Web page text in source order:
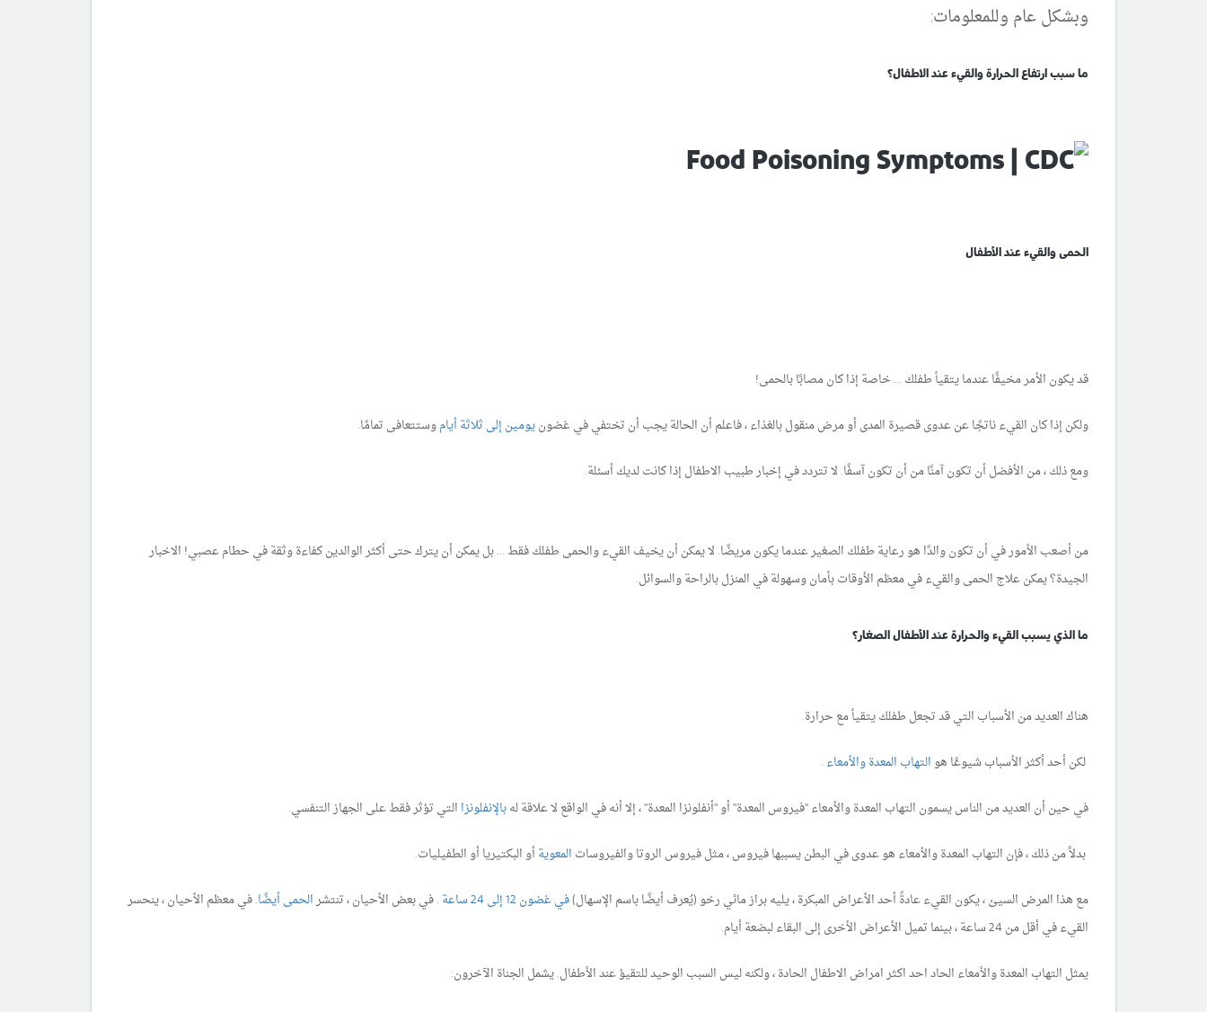
وبشكل عام وللمعلومات:
ما سبب ارتفاع الحرارة والقيء عند الاطفال؟
الحمى والقيء عند الأطفال
قد يكون الأمر مخيفًا عندما يتقيأ طفلك ... خاصة إذا كان مصابًا بالحمى!
ولكن إذا كان القيء ناتجًا عن عدوى قصيرة المدى أو مرض منقول بالغذاء ، فاعلم أن الحالة يجب أن تختفي في غضونيومين إلى ثلاثة أياموستتعافى تمامًا.
ومع ذلك ، من الأفضل أن تكون آمنًا من أن تكون آسفًا. لا تتردد في إخبار طبيب الاطفال إذا كانت لديك أسئلة.
من أصعب الأمور في أن تكون والدًا هو رعاية طفلك الصغير عندما يكون مريضًا. لا يمكن أن يخيف القيء والحمى طفلك فقط ... بل يمكن أن يترك حتى أكثر الوالدين كفاءة وثقة في حطام عصبي! الاخبار
الجيدة؟ يمكن علاج الحمى والقيء في معظم الأوقات بأمان وسهولة في المنزل بالراحة والسوائل.
ما الذي يسبب القيء والحرارة عند الأطفال الصغار؟
هناك العديد من الأسباب التي قد تجعل طفلك يتقيأ مع حرارة.
لكن أحد أكثر الأسباب شيوعًا هوالتهاب المعدة والأمعاء .
في حين أن العديد من الناس يسمون التهاب المعدة والأمعاء "فيروس المعدة" أو "أنفلونزا المعدة" ، إلا أنه في الواقع لا علاقة لهبالإنفلونزا التي تؤثر فقط على الجهاز التنفسي.
بدلاً من ذلك ، فإن التهاب المعدة والأمعاء هو عدوى في البطن يسببها فيروس ، مثل فيروس الروتا والفيروسات المعوية أو البكتيريا أو الطفيليات.
مع هذا المرض السيئ ، يكون القيء عادةً أحد الأعراض المبكرة ، يليه براز مائي رخو (يُعرف أيضًا باسم الإسهال)في غضون 12 إلى 24 ساعة . في بعض الأحيان ، تنتشرالحمى أيضًا.في معظم الأحيان ، ينحسر
القيء في أقل من 24 ساعة ، بينما تميل الأعراض الأخرى إلى البقاء لبضعة أيام.
يمثل التهاب المعدة والأمعاء الحاد احد اكثر امراض الاطفال الحادة ، ولكنه ليس السبب الوحيد للتقيؤ عند الأطفال. يشمل الجناة الآخرون: